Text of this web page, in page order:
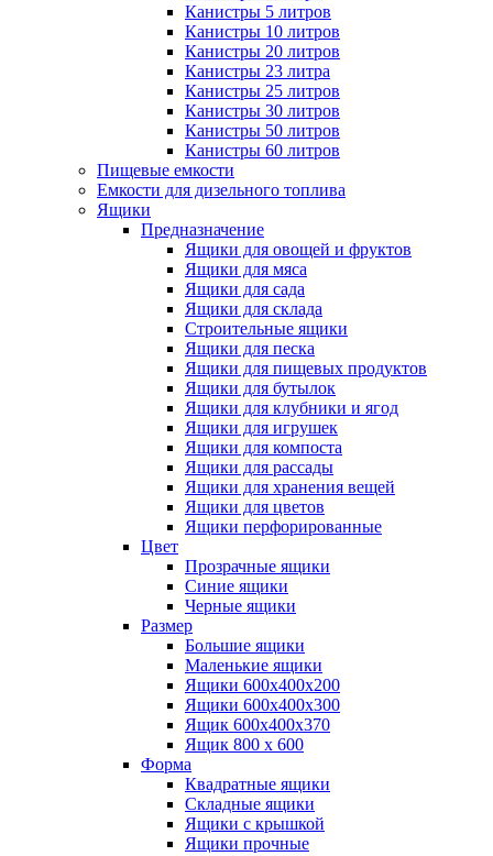
Канистры 5 литров
Канистры 10 литров
Канистры 20 литров
Канистры 23 литра
Канистры 25 литров
Канистры 30 литров
Канистры 50 литров
Канистры 60 литров
Пищевые емкости
Емкости для дизельного топлива
Ящики
Предназначение
Ящики для овощей и фруктов
Ящики для мяса
Ящики для сада
Ящики для склада
Строительные ящики
Ящики для песка
Ящики для пищевых продуктов
Ящики для бутылок
Ящики для клубники и ягод
Ящики для игрушек
Ящики для компоста
Ящики для рассады
Ящики для хранения вещей
Ящики для цветов
Ящики перфорированные
Цвет
Прозрачные ящики
Синие ящики
Черные ящики
Размер
Большие ящики
Маленькие ящики
Ящики 600х400х200
Ящики 600х400х300
Ящик 600х400х370
Ящик 800 х 600
Форма
Квадратные ящики
Складные ящики
Ящики с крышкой
Ящики прочные